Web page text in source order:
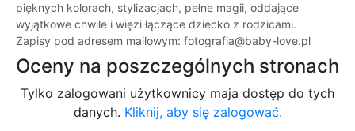
pięknych kolorach, stylizacjach, pełne magii, oddające
wyjątkowe chwile i więzi łączące dziecko z rodzicami.
Zapisy pod adresem mailowym: fotografia@baby-love.pl
Oceny na poszczególnych stronach
Tylko zalogowani użytkownicy maja dostęp do tych
danych. Kliknij, aby się zalogować.